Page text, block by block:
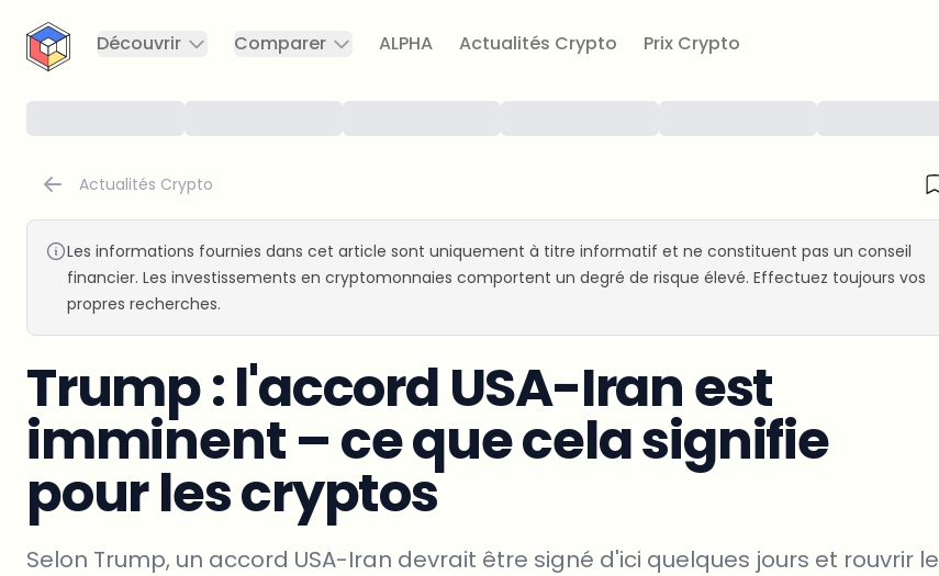
CryptoTicker
Découvrir
Comparer ALPHA Actualités Crypto Prix Crypto
Actualités Crypto
Les informations fournies dans cet article sont uniquement à titre informatif et ne constituent pas un conseil
financier. Les investissements en cryptomonnaies comportent un degré de risque élevé. Effectuez toujours vos
propres recherches.
Trump : l'accord USA-Iran est
imminent – ce que cela signifie
pour les cryptos
Selon Trump, un accord USA-Iran devrait être signé d'ici quelques jours et rouvrir le